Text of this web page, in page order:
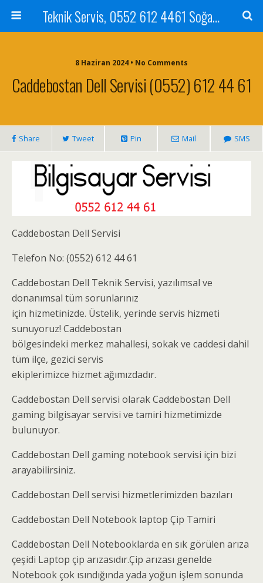
Teknik Servis, 0552 612 4461 Soğanlık Bilgisayar Teknik Servisi ve Tamiri
8 Haziran 2024 • No Comments
Caddebostan Dell Servisi (0552) 612 44 61
Share Tweet Pin Mail SMS
Caddebostan Dell Servisi
Telefon No: (0552) 612 44 61
Caddebostan Dell Teknik Servisi, yazılımsal ve
donanımsal tüm sorunlarınız
için hizmetinizde. Üstelik, yerinde servis hizmeti
sunuyoruz! Caddebostan
bölgesindeki merkez mahallesi, sokak ve caddesi dahil
tüm ilçe, gezici servis
ekiplerimizce hizmet ağımızdadır.
Caddebostan Dell servisi olarak Caddebostan Dell
gaming bilgisayar servisi ve tamiri hizmetimizde
bulunuyor.
Caddebostan Dell gaming notebook servisi için bizi
arayabilirsiniz.
Caddebostan Dell servisi hizmetlerimizden bazıları
Caddebostan Dell Notebook laptop Çip Tamiri
Caddebostan Dell Notebooklarda en sık görülen arıza
çeşidi Laptop çip arızasıdır.Çip arızası genelde
Notebook çok ısındığında yada yoğun işlem sonunda